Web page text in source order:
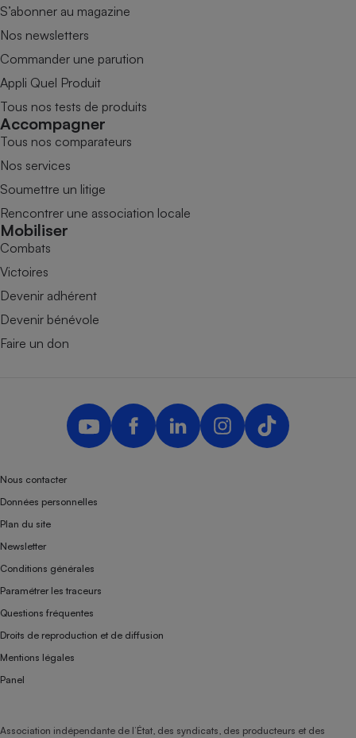
S’abonner au magazine
Nos newsletters
Commander une parution
Appli Quel Produit
Tous nos tests de produits
Accompagner
Tous nos comparateurs
Nos services
Soumettre un litige
Rencontrer une association locale
Mobiliser
Combats
Victoires
Devenir adhérent
Devenir bénévole
Faire un don
Nous contacter
Données personnelles
Plan du site
Newsletter
Conditions générales
Paramétrer les traceurs
Questions fréquentes
Droits de reproduction et de diffusion
Mentions légales
Panel
Association indépendante de l’État, des syndicats, des producteurs et des